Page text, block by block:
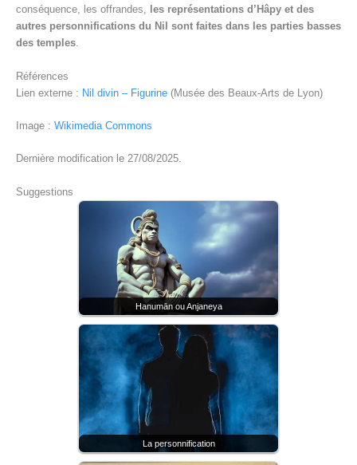
conséquence, les offrandes, les représentations d’Hâpy et des
autres personnifications du Nil sont faites dans les parties basses
des temples.
Références
Lien externe : Nil divin – Figurine (Musée des Beaux-Arts de Lyon)
Image : Wikimedia Commons
Dernière modification le 27/08/2025.
Suggestions
Hanumān ou Anjaneya
La personnification